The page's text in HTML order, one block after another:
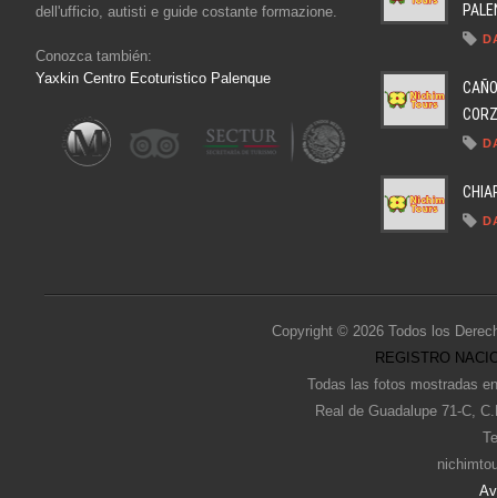
dell'ufficio, autisti e guide costante formazione.
Conozca también:
Yaxkin Centro Ecoturistico Palenque
Copyright © 2026 Todos los
REGISTRO
Todas las fotos mostradas
Real de Guadalupe 71-C,